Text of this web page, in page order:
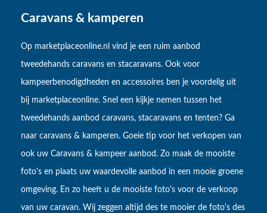
Caravans & kamperen
Op marketplaceonline.nl vind je een ruim aanbod
tweedehands caravans en stacaravans. Ook voor
kampeerbenodigdheden en accessoires ben je voordelig uit
bij marketplaceonline. Snel een kijkje nemen tussen het
tweedehands aanbod caravans, stacaravans en tenten? Ga
naar caravans & kamperen. Goeie tip voor het verkopen van
ook uw Caravans & kampeer aanbod. Zo maak de mooiste
foto's en plaats uw waardevolle aanbod in een mooie groene
omgeving. En zo heeft u de mooiste foto's voor de verkoop
van uw caravan. Wij zeggen altijd des te mooier de foto's des